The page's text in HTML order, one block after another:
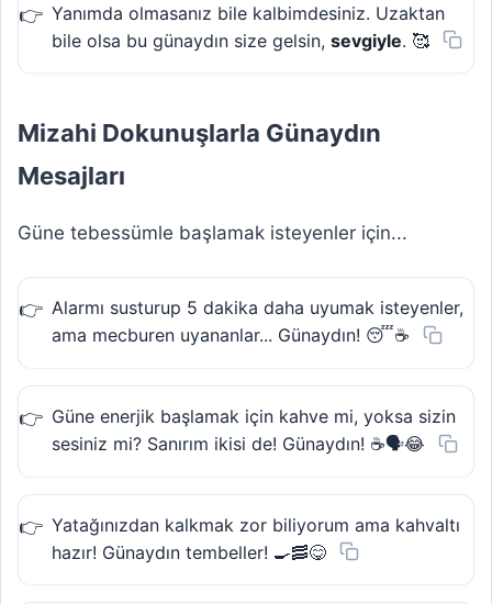
Yanımda olmasanız bile kalbimdesiniz. Uzaktan
bile olsa bu günaydın size gelsin, sevgiyle. 🥰
Mizahi Dokunuşlarla Günaydın
Mesajları
Güne tebessümle başlamak isteyenler için...
Alarmı susturup 5 dakika daha uyumak isteyenler,
ama mecburen uyananlar... Günaydın! 😴☕
Güne enerjik başlamak için kahve mi, yoksa sizin
sesiniz mi? Sanırım ikisi de! Günaydın! ☕🗣️😂
Yatağınızdan kalkmak zor biliyorum ama kahvaltı
hazır! Günaydın tembeller! 🍳🥓😋